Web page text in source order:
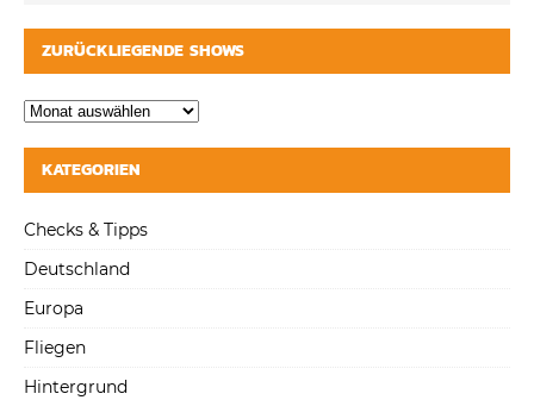
ZURÜCKLIEGENDE SHOWS
KATEGORIEN
Checks & Tipps
Deutschland
Europa
Fliegen
Hintergrund